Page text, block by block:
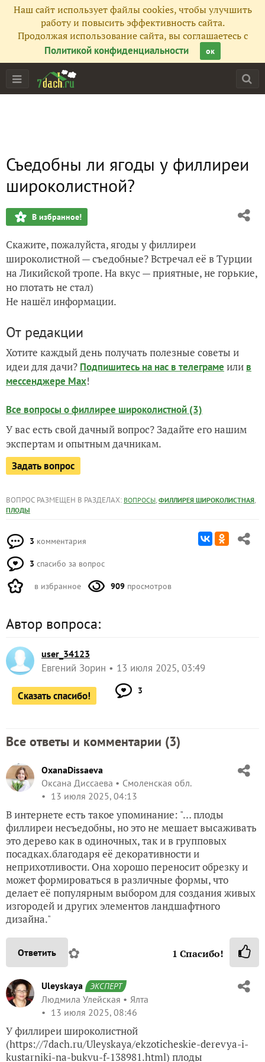
Наш сайт использует файлы cookies, чтобы улучшить
работу и повысить эффективность сайта.
Продолжая использование сайта, вы соглашаетесь с
Политикой конфиденциальности
ок
Съедобны ли ягоды у филлиреи
широколистной?
В избранное!
Скажите, пожалуйста, ягоды у филлиреи
широколистной — съедобные? Встречал её в Турции
на Ликийской тропе. На вкус — приятные, не горькие,
но глотать не стал)
Не нашёл информации.
От редакции
Хотите каждый день получать полезные советы и
идеи для дачи? Подпишитесь на нас в телеграме или в
мессенджере Max!
Все вопросы о филлирее широколистной (3)
У вас есть свой дачный вопрос? Задайте его нашим
экспертам и опытным дачникам.
Задать вопрос
ВОПРОС РАЗМЕЩЕН В РАЗДЕЛАХ: ВОПРОСЫ, ФИЛЛИРЕЯ ШИРОКОЛИСТНАЯ,
ПЛОДЫ
3 комментария
3 спасибо за вопрос
в избранное 909 просмотров
Автор вопроса:
user_34123
Евгений Зорин 13 июля 2025, 03:49
Сказать спасибо! 3
Все ответы и комментарии (3)
OxanaDissaeva
Оксана Диссаева
Смоленская обл.
13 июля 2025, 04:13
В интернете есть такое упоминание: "… плоды
филлиреи несъедобны, но это не мешает высаживать
это дерево как в одиночных, так и в групповых
посадках.благодаря её декоративности и
неприхотливости. Она хорошо переносит обрезку и
может формироваться в различные формы, что
делает её популярным выбором для создания живых
изгородей и других элементов ландшафтного
дизайна."
Ответить ✿ 1 Спасибо!
Uleyskaya ЭКСПЕРТ
Людмила Улейская
Ялта
13 июля 2025, 08:46
У филлиреи широколистной
(https://7dach.ru/Uleyskaya/ekzoticheskie-derevya-i-
kustarniki-na-bukvu-f-138981.html) плоды